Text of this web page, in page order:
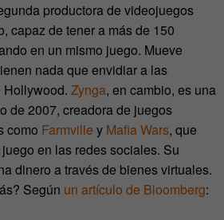
productora de videojuegos
capaz de tener a más de 150
en un mismo juego. Mueve
nada que envidiar a las
Zynga, en cambio, es una
de 2007, creadora de juegos
como Farmville y Mafia Wars, que
en las redes sociales. Su
dinero a través de bienes virtuales.
Según un artículo de Bloomberg: